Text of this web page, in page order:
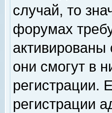
случай, то
форумах
активированы
они смогут в
регистрации.
регистрации